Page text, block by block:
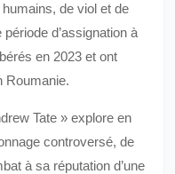
de viol et de
d’assignation à
en 2023 et ont
Roumanie.
Tate » explore en
controversé, de
à sa réputation d’une